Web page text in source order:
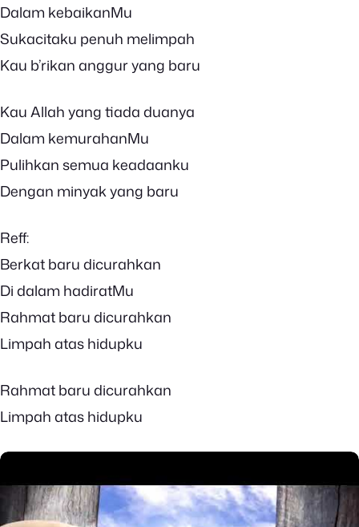
Dalam kebaikanMu
Sukacitaku penuh melimpah
Kau b’rikan anggur yang baru
Kau Allah yang tiada duanya
Dalam kemurahanMu
Pulihkan semua keadaanku
Dengan minyak yang baru
Reff:
Berkat baru dicurahkan
Di dalam hadiratMu
Rahmat baru dicurahkan
Limpah atas hidupku
Rahmat baru dicurahkan
Limpah atas hidupku